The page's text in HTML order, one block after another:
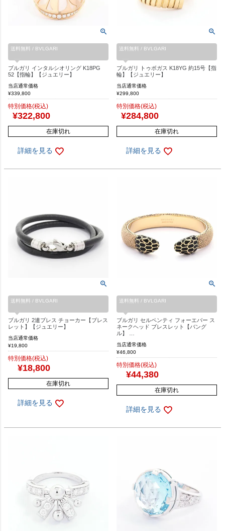
送料無料 / BVLGARI
ブルガリ インタルシオリング K18PG
52【指輪】【ジュエリー】
当店通常価格
¥339,800
特別価格(税込)
¥322,800
在庫切れ
詳細を見る
送料無料 / BVLGARI
ブルガリ トゥボガス K18YG 約15号【指
輪】【ジュエリー】
当店通常価格
¥299,800
特別価格(税込)
¥284,800
在庫切れ
詳細を見る
送料無料 / BVLGARI
ブルガリ 2連ブレス チョーカー【ブレス
レット】【ジュエリー】
当店通常価格
¥19,800
特別価格(税込)
¥18,800
在庫切れ
詳細を見る
送料無料 / BVLGARI
ブルガリ セルペンティ フォーエバー ス
ネークヘッド ブレスレット【バング
ル】 …
当店通常価格
¥46,800
特別価格(税込)
¥44,380
在庫切れ
詳細を見る